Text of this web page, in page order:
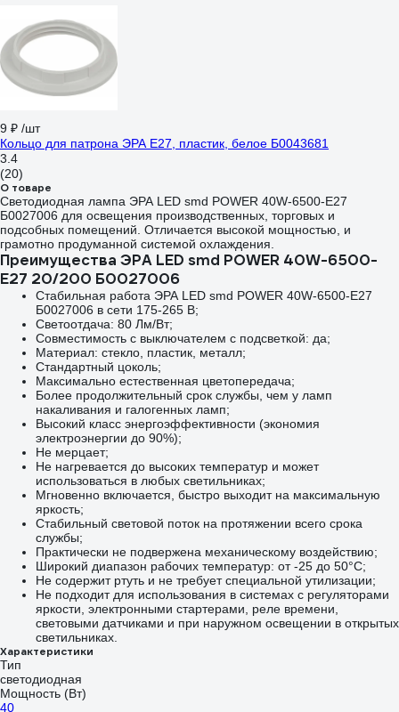
9 ₽ /шт
Кольцо для патрона ЭРА E27, пластик, белое Б0043681
3.4
(20)
О товаре
Светодиодная лампа ЭРА LED smd POWER 40W-6500-E27
Б0027006 для освещения производственных, торговых и
подсобных помещений. Отличается высокой мощностью, и
грамотно продуманной системой охлаждения.
Преимущества ЭРА LED smd POWER 40W-6500-
E27 20/200 Б0027006
Cтабильная работа ЭРА LED smd POWER 40W-6500-E27
Б0027006 в сети 175-265 В;
Светоотдача: 80 Лм/Вт;
Совместимость с выключателем с подсветкой: да;
Материал: стекло, пластик, металл;
Стандартный цоколь;
Максимально естественная цветопередача;
Более продолжительный срок службы, чем у ламп
накаливания и галогенных ламп;
Высокий класс энергоэффективности (экономия
электроэнергии до 90%);
Не мерцает;
Не нагревается до высоких температур и может
использоваться в любых светильниках;
Мгновенно включается, быстро выходит на максимальную
яркость;
Стабильный световой поток на протяжении всего срока
службы;
Практически не подвержена механическому воздействию;
Широкий диапазон рабочих температур: от -25 до 50°С;
Не содержит ртуть и не требует специальной утилизации;
Не подходит для использования в системах с регуляторами
яркости, электронными стартерами, реле времени,
световыми датчиками и при наружном освещении в открытых
светильниках.
Характеристики
Тип
светодиодная
Мощность (Вт)
40